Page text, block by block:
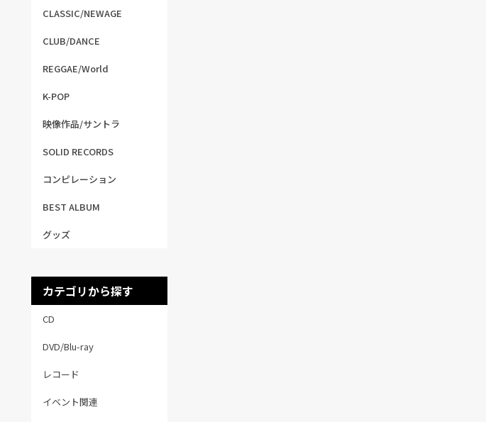
CLASSIC/NEWAGE
CLUB/DANCE
REGGAE/World
K-POP
映像作品/サントラ
SOLID RECORDS
コンピレーション
BEST ALBUM
グッズ
カテゴリから探す
CD
DVD/Blu-ray
レコード
イベント関連